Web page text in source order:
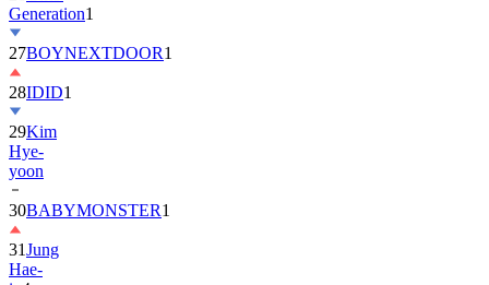
Generation1
27BOYNEXTDOOR1
28IDID1
29Kim
Hye-
yoon
30BABYMONSTER1
31Jung
Hae-